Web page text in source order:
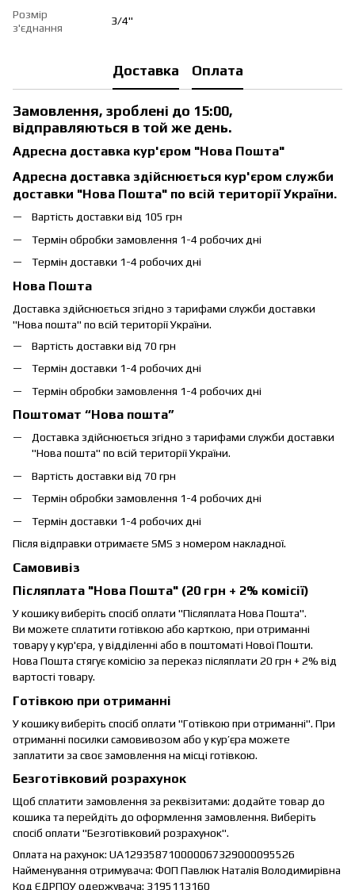
Розмір
з'єднання
3/4"
Доставка Оплата
Замовлення, зроблені до 15:00,
відправляються в той же день.
Адресна доставка кур'єром "Нова Пошта"
Адресна доставка здійснюється кур'єром служби
доставки "Нова Пошта" по всій території України.
Вартість доставки від 105 грн
Термін обробки замовлення 1-4 робочих дні
Термін доставки 1-4 робочих дні
Нова Пошта
Доставка здійснюється згідно з тарифами служби доставки
"Нова пошта" по всій території України.
Вартість доставки від 70 грн
Термін доставки 1-4 робочих дні
Термін обробки замовлення 1-4 робочих дні
Поштомат “Нова пошта”
Доставка здійснюється згідно з тарифами служби доставки
"Нова пошта" по всій території України.
Вартість доставки від 70 грн
Термін обробки замовлення 1-4 робочих дні
Термін доставки 1-4 робочих дні
Після відправки отримаєте SMS з номером накладної.
Самовивіз
Післяплата "Нова Пошта" (20 грн + 2% комісії)
У кошику виберіть спосіб оплати "Післяплата Нова Пошта".
Ви можете сплатити готівкою або карткою, при отриманні
товару у кур'єра, у відділенні або в поштоматі Нової Пошти.
Нова Пошта стягує комісію за переказ післяплати 20 грн + 2% від
вартості товару.
Готівкою при отриманні
У кошику виберіть спосіб оплати "Готівкою при отриманні". При
отриманні посилки самовивозом або у кур’єра можете
заплатити за своє замовлення на місці готівкою.
Безготівковий розрахунок
Щоб сплатити замовлення за реквізитами: додайте товар до
кошика та перейдіть до оформлення замовлення. Виберіть
спосіб оплати "Безготівковий розрахунок".
Оплата на рахунок: UA129358710000067329000095526
Найменування отримувача: ФОП Павлюк Наталія Володимирівна
Код ЄДРПОУ одержувача: 3195113160